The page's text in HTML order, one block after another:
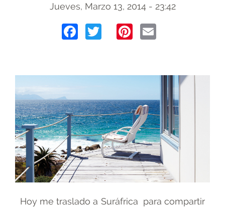
Jueves, Marzo 13, 2014 - 23:42
Facebook
TwitterPinterest
Email
Hoy me traslado a Suráfrica para compartir